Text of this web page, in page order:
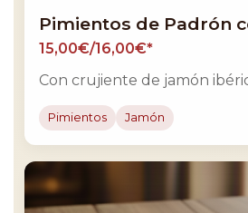
Pimientos de Padrón
15,00€/16,00€*
Con crujiente de jamón
Pimientos Jamón